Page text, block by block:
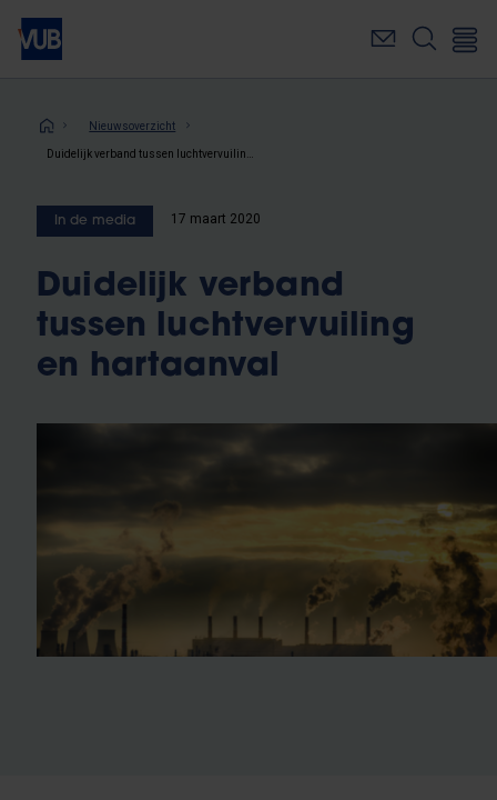
Overslaan
naar
inhoudKruimelpad
Nieuwsoverzicht
In de media 17 maart 2020
Duidelijk verband
tussen luchtvervuiling
en hartaanval